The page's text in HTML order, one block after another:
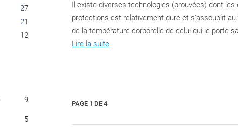
27
21
12
9
5
Il existe diverses technologies (prouvées) dont
protections est relativement dure et s’assouplit
de la température corporelle de celui qui le porte
Lire la suite
PAGE 1 DE 4